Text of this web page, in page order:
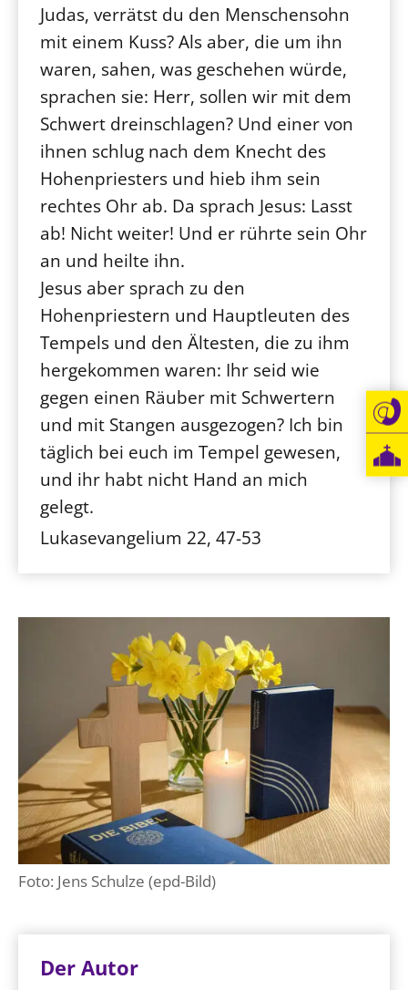
Judas, verrätst du den Menschensohn
mit einem Kuss? Als aber, die um ihn
waren, sahen, was geschehen würde,
sprachen sie: Herr, sollen wir mit dem
Schwert dreinschlagen? Und einer von
ihnen schlug nach dem Knecht des
Hohenpriesters und hieb ihm sein
rechtes Ohr ab. Da sprach Jesus: Lasst
ab! Nicht weiter! Und er rührte sein Ohr
an und heilte ihn.
Jesus aber sprach zu den
Hohenpriestern und Hauptleuten des
Tempels und den Ältesten, die zu ihm
hergekommen waren: Ihr seid wie
gegen einen Räuber mit Schwertern
und mit Stangen ausgezogen? Ich bin
täglich bei euch im Tempel gewesen,
und ihr habt nicht Hand an mich
gelegt.
Lukasevangelium 22, 47-53
Foto: Jens Schulze (epd-Bild)
Der Autor
Interventionsplan
Jahresgespräche
Kantine Speiseplan
Kirchliches Amtsblatt
Kirchliche Verwaltung
Klimaschutzgesetz
Kunstreferat
NKVK
Öffentlichkeitsarbeit
Personalausschuss
Projektmanagement
Recht
Terminstundenplaner